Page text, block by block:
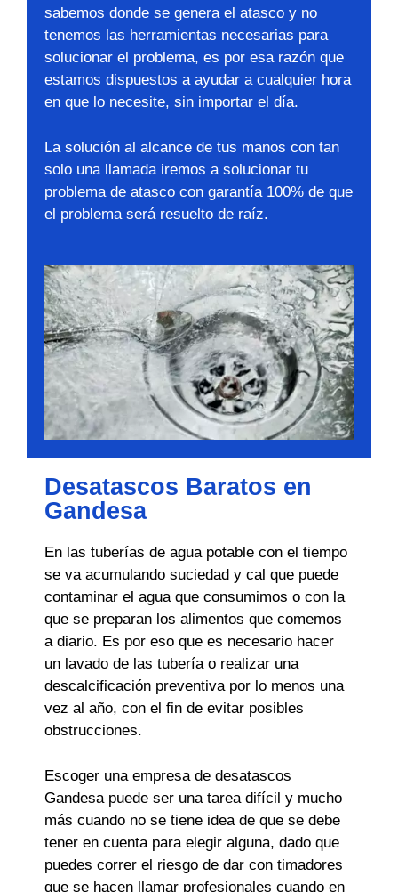
sabemos donde se genera el atasco y no
tenemos las herramientas necesarias para
solucionar el problema, es por esa razón que
estamos dispuestos a ayudar a cualquier hora
en que lo necesite, sin importar el día.
La solución al alcance de tus manos con tan
solo una llamada iremos a solucionar tu
problema de atasco con garantía 100% de que
el problema será resuelto de raíz.
Desatascos Baratos en
Gandesa
En las tuberías de agua potable con el tiempo
se va acumulando suciedad y cal que puede
contaminar el agua que consumimos o con la
que se preparan los alimentos que comemos
a diario. Es por eso que es necesario hacer
un lavado de las tubería o realizar una
descalcificación preventiva por lo menos una
vez al año, con el fin de evitar posibles
obstrucciones.
Escoger una empresa de desatascos
Gandesa puede ser una tarea difícil y mucho
más cuando no se tiene idea de que se debe
tener en cuenta para elegir alguna, dado que
puedes correr el riesgo de dar con timadores
que se hacen llamar profesionales cuando en